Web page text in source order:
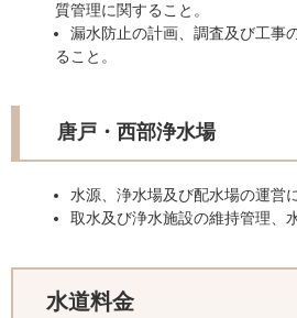
質管理に関すること。
漏水防止の計画、調査及び工事
ること。
唐戸・西部浄水場
水源、浄水場及び配水場の運営
取水及び浄水施設の維持管理、
水道料金